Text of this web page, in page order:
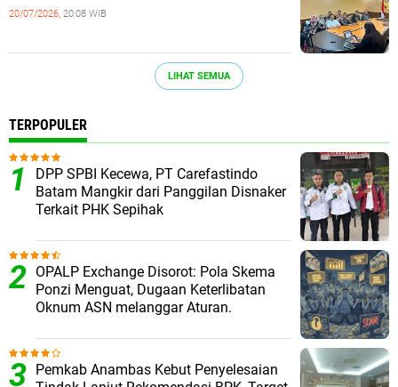
20/07/2026, 20:08 WIB
LIHAT SEMUA
TERPOPULER
DPP SPBI Kecewa, PT Carefastindo
Batam Mangkir dari Panggilan Disnaker
Terkait PHK Sepihak
OPALP Exchange Disorot: Pola Skema
Ponzi Menguat, Dugaan Keterlibatan
Oknum ASN melanggar Aturan.
Pemkab Anambas Kebut Penyelesaian